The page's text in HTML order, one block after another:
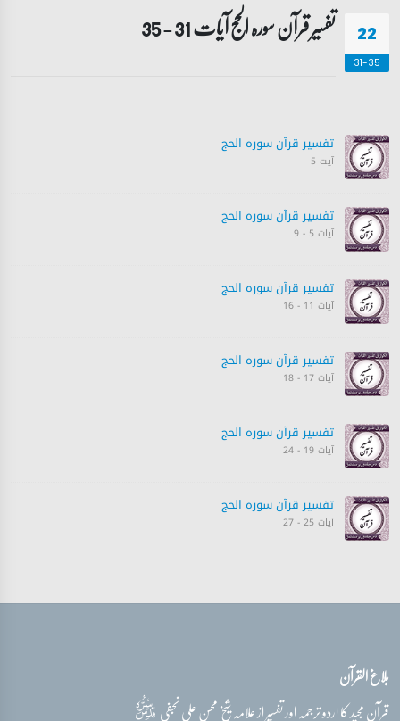
22
31-35
تفسیر قرآن سورہ ‎الحج آیات 31 - 35
تفسیر قرآن سورہ ‎الحج
آیت 5
تفسیر قرآن سورہ ‎الحج
آیات 5 - 9
تفسیر قرآن سورہ ‎الحج
آیات 11 - 16
تفسیر قرآن سورہ ‎الحج
آیات 17 - 18
تفسیر قرآن سورہ ‎الحج
آیات 19 - 24
تفسیر قرآن سورہ ‎الحج
آیات 25 - 27
بلاغ القرآن
قرآن مجید کا اردو ترجمہ اور تفسیر از علامہ شیخ محسن علی نجفیقدس‌سره